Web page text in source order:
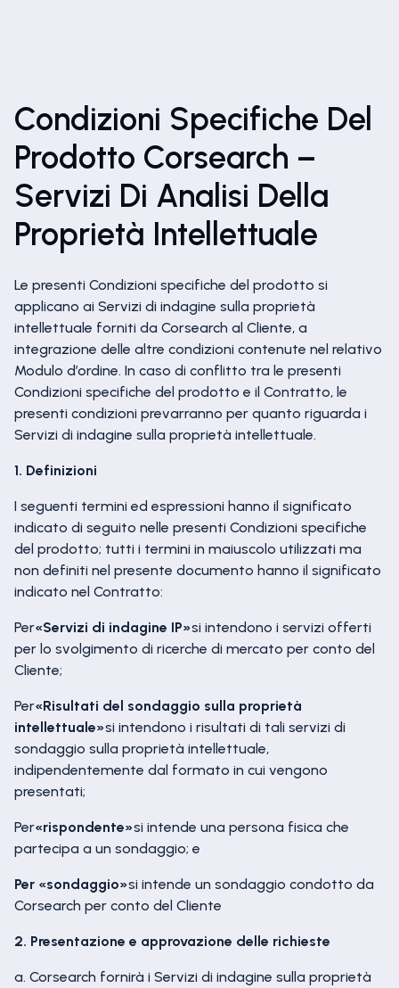
Condizioni Specifiche Del
Prodotto Corsearch –
Servizi Di Analisi Della
Proprietà Intellettuale
Le presenti Condizioni specifiche del prodotto si
applicano ai Servizi di indagine sulla proprietà
intellettuale forniti da Corsearch al Cliente, a
integrazione delle altre condizioni contenute nel relativo
Modulo d’ordine. In caso di conflitto tra le presenti
Condizioni specifiche del prodotto e il Contratto, le
presenti condizioni prevarranno per quanto riguarda i
Servizi di indagine sulla proprietà intellettuale.
1. Definizioni
I seguenti termini ed espressioni hanno il significato
indicato di seguito nelle presenti Condizioni specifiche
del prodotto; tutti i termini in maiuscolo utilizzati ma
non definiti nel presente documento hanno il significato
indicato nel Contratto:
Per«Servizi di indagine IP»si intendono i servizi offerti
per lo svolgimento di ricerche di mercato per conto del
Cliente;
Per«Risultati del sondaggio sulla proprietà
intellettuale»si intendono i risultati di tali servizi di
sondaggio sulla proprietà intellettuale,
indipendentemente dal formato in cui vengono
presentati;
Per«rispondente»si intende una persona fisica che
partecipa a un sondaggio; e
Per «sondaggio»si intende un sondaggio condotto da
Corsearch per conto del Cliente
2. Presentazione e approvazione delle richieste
a. Corsearch fornirà i Servizi di indagine sulla proprietà